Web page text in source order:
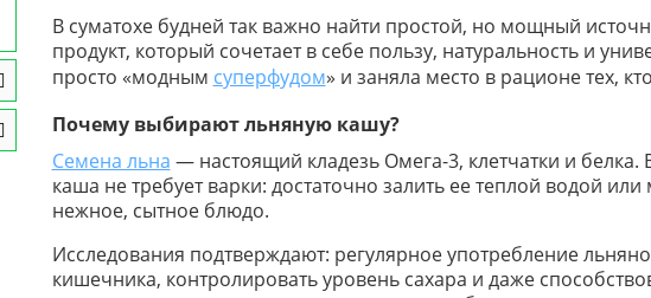
В суматохе будней так важно найти простой, но мощный
продукт, который сочетает в себе пользу, натуральность и
просто «модным суперфудом» и заняла место в рационе тех,
Почему выбирают льняную кашу?
Семена льна — настоящий кладезь Омега-3, клетчатки и белка.
каша не требует варки: достаточно залить ее теплой водой
нежное, сытное блюдо.
Исследования подтверждают: регулярное употребление
кишечника, контролировать уровень сахара и даже